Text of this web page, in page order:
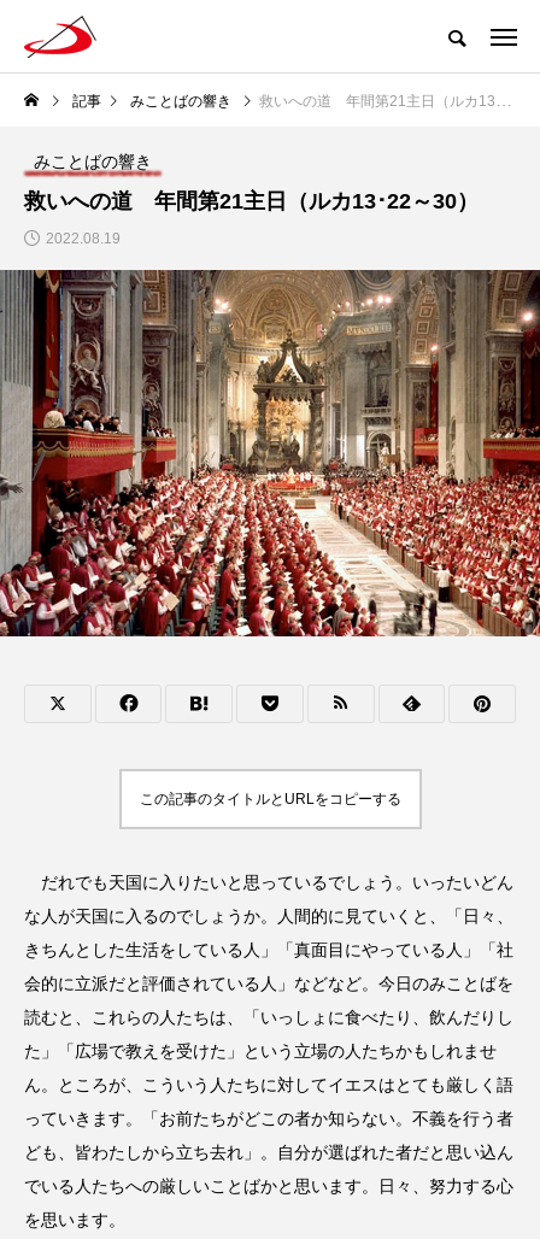
記事 みことばの響き 救いへの道 年間第21主日（ルカ13･22～30）
みことばの響き
救いへの道 年間第21主日（ルカ13･22～30）
2022.08.19
この記事のタイトルとURLをコピーする
だれでも天国に入りたいと思っているでしょう。いったいどん
な人が天国に入るのでしょうか。人間的に見ていくと、「日々、
きちんとした生活をしている人」「真面目にやっている人」「社
会的に立派だと評価されている人」などなど。今日のみことばを
読むと、これらの人たちは、「いっしょに食べたり、飲んだりし
た」「広場で教えを受けた」という立場の人たちかもしれませ
ん。ところが、こういう人たちに対してイエスはとても厳しく語
っていきます。「お前たちがどこの者か知らない。不義を行う者
ども、皆わたしから立ち去れ」。自分が選ばれた者だと思い込ん
でいる人たちへの厳しいことばかと思います。日々、努力する心
を思います。